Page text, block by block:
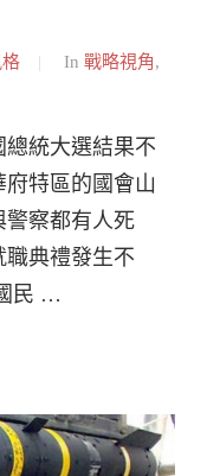
In 戰略視角,
總統大選結果不
特區的國會山
警察都有人死
典禮發生不
民 …